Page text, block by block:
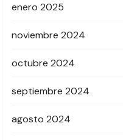
enero 2025
noviembre 2024
octubre 2024
septiembre 2024
agosto 2024